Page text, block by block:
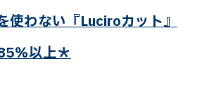
使わない『Luciroカット』
％以上＊